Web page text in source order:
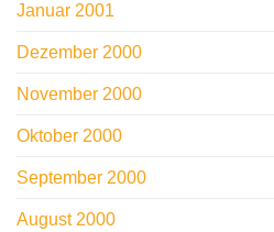
Januar 2001
Dezember 2000
November 2000
Oktober 2000
September 2000
August 2000